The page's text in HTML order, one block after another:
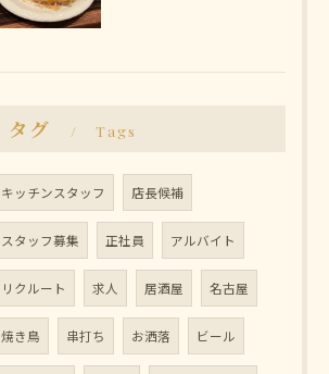
タグ Tags
キッチンスタッフ 店長候補
スタッフ募集 正社員 アルバイト
リクルート 求人 居酒屋 名古屋
焼き鳥 串打ち お洒落 ビール